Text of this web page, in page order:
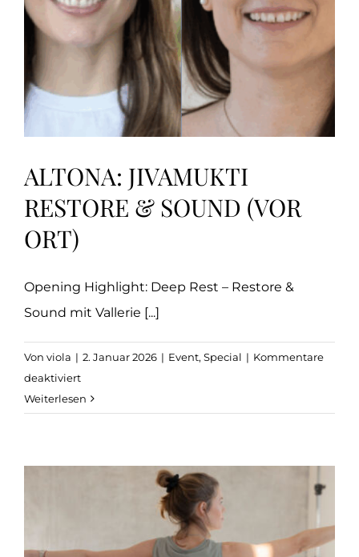
ALTONA: JIVAMUKTI
RESTORE & SOUND (VOR
ORT)
Opening Highlight: Deep Rest – Restore &
Sound mit Vallerie [...]
Von viola | 2. Januar 2026 | Event, Special | Kommentare
deaktiviertfür
Altona:
Weiterlesen